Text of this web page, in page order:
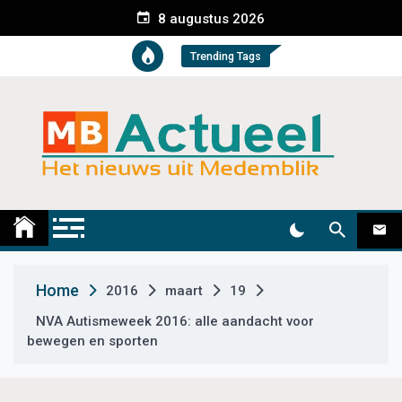
e
t
8 augustus 2026
Trending Tags
Medemblik Actueel
Home 2016 maart
19
NVA Autismeweek 2016: alle aandacht voor
bewegen en sporten